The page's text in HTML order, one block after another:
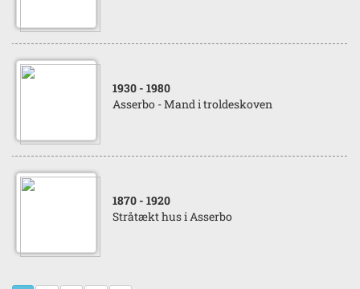
1930 - 1980
Asserbo - Mand i troldeskoven
1870 - 1920
Stråtækt hus i Asserbo